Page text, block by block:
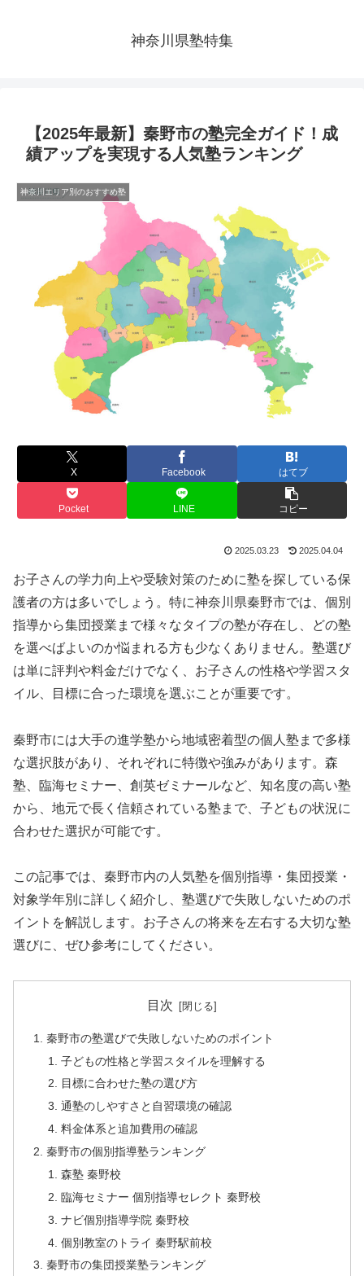
神奈川県塾特集
【2025年最新】秦野市の塾完全ガイド！成
績アップを実現する人気塾ランキング
神奈川エリア別のおすすめ塾
X Facebook はてブ
Pocket LINE コピー
2025.03.23 2025.04.04
お子さんの学力向上や受験対策のために塾を探している保
護者の方は多いでしょう。特に神奈川県秦野市では、個別
指導から集団授業まで様々なタイプの塾が存在し、どの塾
を選べばよいのか悩まれる方も少なくありません。塾選び
は単に評判や料金だけでなく、お子さんの性格や学習スタ
イル、目標に合った環境を選ぶことが重要です。
秦野市には大手の進学塾から地域密着型の個人塾まで多様
な選択肢があり、それぞれに特徴や強みがあります。森
塾、臨海セミナー、創英ゼミナールなど、知名度の高い塾
から、地元で長く信頼されている塾まで、子どもの状況に
合わせた選択が可能です。
この記事では、秦野市内の人気塾を個別指導・集団授業・
対象学年別に詳しく紹介し、塾選びで失敗しないためのポ
イントを解説します。お子さんの将来を左右する大切な塾
選びに、ぜひ参考にしてください。
目次
秦野市の塾選びで失敗しないためのポイント
子どもの性格と学習スタイルを理解する
目標に合わせた塾の選び方
通塾のしやすさと自習環境の確認
料金体系と追加費用の確認
秦野市の個別指導塾ランキング
森塾 秦野校
臨海セミナー 個別指導セレクト 秦野校
ナビ個別指導学院 秦野校
個別教室のトライ 秦野駅前校
秦野市の集団授業塾ランキング